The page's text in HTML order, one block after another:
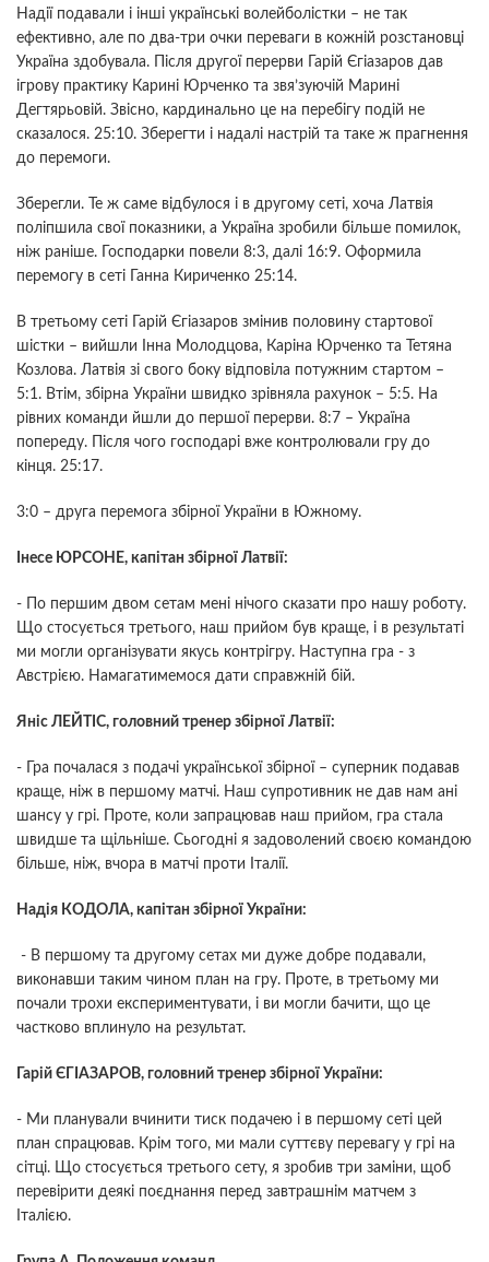
Надії подавали і інші українські волейболістки – не так
ефективно, але по два-три очки переваги в кожній розстановці
Україна здобувала. Після другої перерви Гарій Єгіазаров дав
ігрову практику Карині Юрченко та звя’зуючій Марині
Дегтярьовій. Звісно, кардинально це на перебігу подій не
сказалося. 25:10. Зберегти і надалі настрій та таке ж прагнення
до перемоги.
Зберегли. Те ж саме відбулося і в другому сеті, хоча Латвія
поліпшила свої показники, а Україна зробили більше помилок,
ніж раніше. Господарки повели 8:3, далі 16:9. Оформила
перемогу в сеті Ганна Кириченко 25:14.
В третьому сеті Гарій Єгіазаров змінив половину стартової
шістки – вийшли Інна Молодцова, Каріна Юрченко та Тетяна
Козлова. Латвія зі свого боку відповіла потужним стартом –
5:1. Втім, збірна України швидко зрівняла рахунок – 5:5. На
рівних команди йшли до першої перерви. 8:7 – Україна
попереду. Після чого господарі вже контролювали гру до
кінця. 25:17.
3:0 – друга перемога збірної України в Южному.
Інесе ЮРСОНЕ, капітан збірної Латвії:
- По першим двом сетам мені нічого сказати про нашу роботу.
Що стосується третього, наш прийом був краще, і в результаті
ми могли організувати якусь контрігру. Наступна гра - з
Австрією. Намагатимемося дати справжній бій.
Яніс ЛЕЙТІС, головний тренер збірної Латвії:
- Гра почалася з подачі української збірної – суперник подавав
краще, ніж в першому матчі. Наш супротивник не дав нам ані
шансу у грі. Проте, коли запрацював наш прийом, гра стала
швидше та щільніше. Сьогодні я задоволений своєю командою
більше, ніж, вчора в матчі проти Італії.
Надія КОДОЛА, капітан збірної України:
- В першому та другому сетах ми дуже добре подавали,
виконавши таким чином план на гру. Проте, в третьому ми
почали трохи експериментувати, і ви могли бачити, що це
частково вплинуло на результат.
Гарій ЄГІАЗАРОВ, головний тренер збірної України:
- Ми планували вчинити тиск подачею і в першому сеті цей
план спрацював. Крім того, ми мали суттєву перевагу у грі на
сітці. Що стосується третього сету, я зробив три заміни, щоб
перевірити деякі поєднання перед завтрашнім матчем з
Італією.